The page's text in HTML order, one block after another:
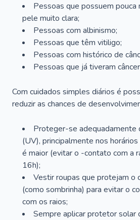
Pessoas que possuem pouca
pele muito clara;
Pessoas com albinismo;
Pessoas que têm vitiligo;
Pessoas com histórico de
Pessoas que já tiveram
Com cuidados simples diários é
reduzir as chances de
Proteger-se adequadamente
(UV), principalmente nos
é maior (evitar o -contato com a
16h);
Vestir roupas que protejam o
(como sombrinha) para evitar o
com os raios;
Sempre aplicar protetor solar